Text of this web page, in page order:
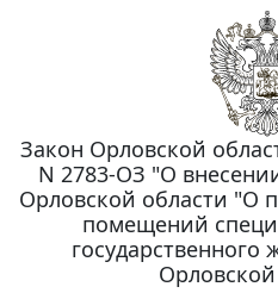
Закон Орловской
N 2783-ОЗ "О
Орловской области "О
помещений